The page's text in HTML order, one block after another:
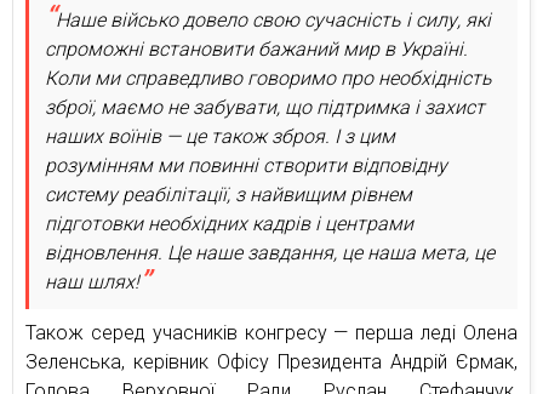
Наше військо довело свою сучасність і силу, які
спроможні встановити бажаний мир в Україні.
Коли ми справедливо говоримо про необхідність
зброї, маємо не забувати, що підтримка і захист
наших воїнів — це також зброя. І з цим
розумінням ми повинні створити відповідну
систему реабілітації, з найвищим рівнем
підготовки необхідних кадрів і центрами
відновлення. Це наше завдання, це наша мета, це
наш шлях!
Також серед учасників конгресу — перша леді Олена
Зеленська, керівник Офісу Президента Андрій Єрмак,